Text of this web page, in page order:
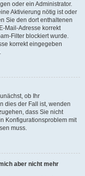
oder ein Administrator.
Aktivierung nötig ist oder
Sie den dort enthaltenen
Mail-Adresse korrekt
Filter blockiert wurde.
korrekt eingegeben
ob Ihr
dies der Fall ist, wenden
dass Sie nicht
Konfigurationsproblem mit
muss.
aber nicht mehr